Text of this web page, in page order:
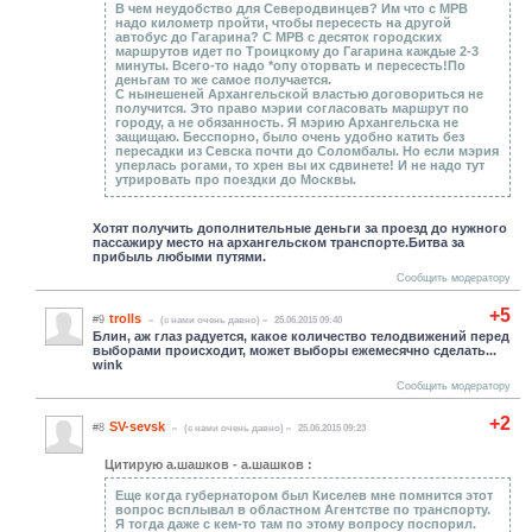
В чем неудобство для Северодвинцев? Им что с МРВ
надо километр пройти, чтобы пересесть на другой
автобус до Гагарина? С МРВ с десяток городских
маршрутов идет по Троицкому до Гагарина каждые 2-3
минуты. Всего-то надо *опу оторвать и пересесть!По
деньгам то же самое получается.
С нынешеней Архангельской властью договориться не
получится. Это право мэрии согласовать маршрут по
городу, а не обязанность. Я мэрию Архангельска не
защищаю. Бесспорно, было очень удобно катить без
пересадки из Севска почти до Соломбалы. Но если мэрия
уперлась рогами, то хрен вы их сдвинете! И не надо тут
утрировать про поездки до Москвы.
Хотят получить дополнительные деньги за проезд до нужного
пассажиру место на архангельском транспорте.Битва за
прибыль любыми путями.
Сообщить модератору
+5
#9 trolls (c нами очень давно) 25.06.2015 09:40
Блин, аж глаз радуется, какое количество телодвижений перед
выборами происходит, может выборы ежемесячно сделать...
wink
Сообщить модератору
+2
#8 SV-sevsk (c нами очень давно) 25.06.2015 09:23
Цитирую а.шашков - а.шашков :
Еще когда губернатором был Киселев мне помнится этот
вопрос всплывал в областном Агентстве по транспорту.
Я тогда даже с кем-то там по этому вопросу поспорил.